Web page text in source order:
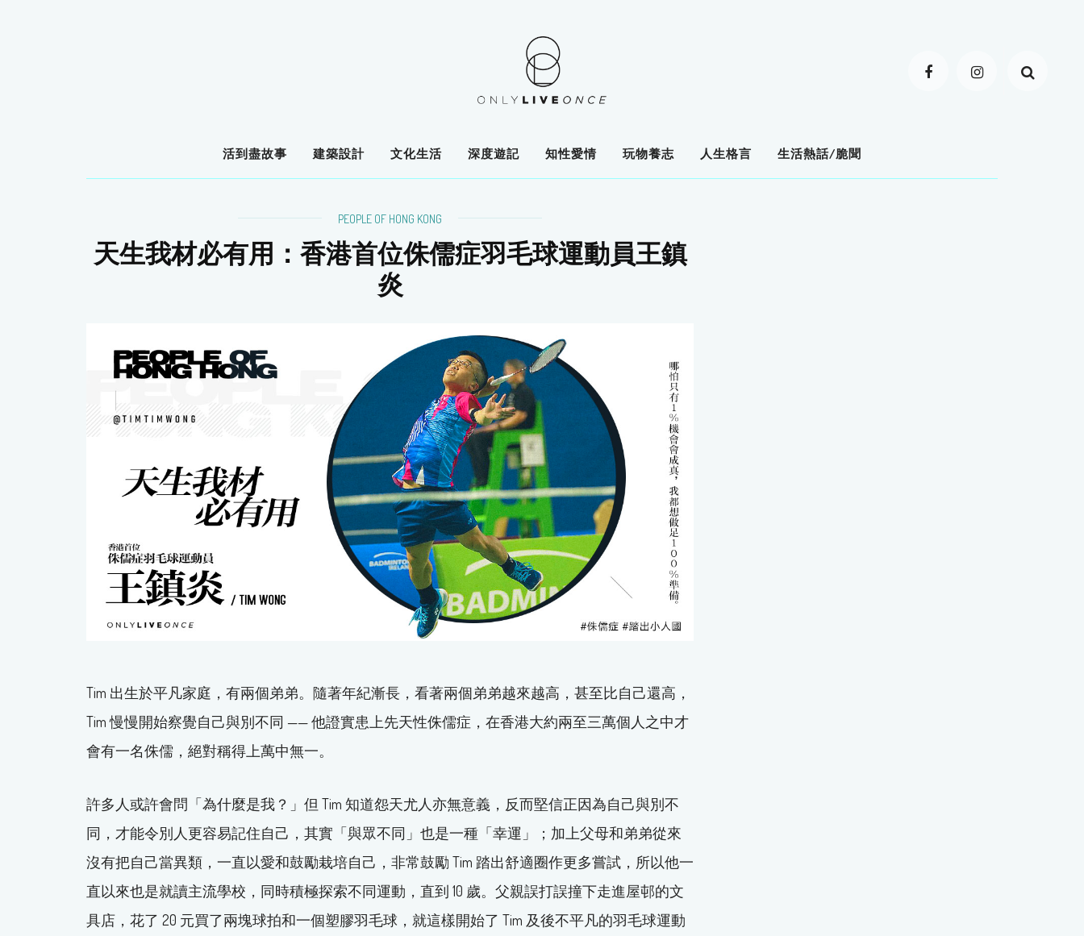
活到盡故事 建築設計 文化生活 深度遊記 知性愛情 玩物養志 人生格言 生活熱話/脆聞
PEOPLE OF HONG KONG
天生我材必有用：香港首位侏儒症羽毛球運動員王鎮
炎
Tim 出生於平凡家庭，有兩個弟弟。隨著年紀漸長，看著兩個弟弟越來越高，甚至比自己還高，
Tim 慢慢開始察覺自己與別不同 —— 他證實患上先天性侏儒症，在香港大約兩至三萬個人之中才
會有一名侏儒，絕對稱得上萬中無一。
許多人或許會問「為什麼是我？」但 Tim 知道怨天尤人亦無意義，反而堅信正因為自己與別不
同，才能令別人更容易記住自己，其實「與眾不同」也是一種「幸運」；加上父母和弟弟從來
沒有把自己當異類，一直以愛和鼓勵栽培自己，非常鼓勵 Tim 踏出舒適圈作更多嘗試，所以他一
直以來也是就讀主流學校，同時積極探索不同運動，直到 10 歲。父親誤打誤撞下走進屋邨的文
具店，花了 20 元買了兩塊球拍和一個塑膠羽毛球，就這樣開始了 Tim 及後不平凡的羽毛球運動